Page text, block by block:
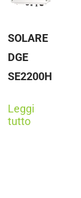
SOLARE
DGE
SE2200H
Leggi
tutto